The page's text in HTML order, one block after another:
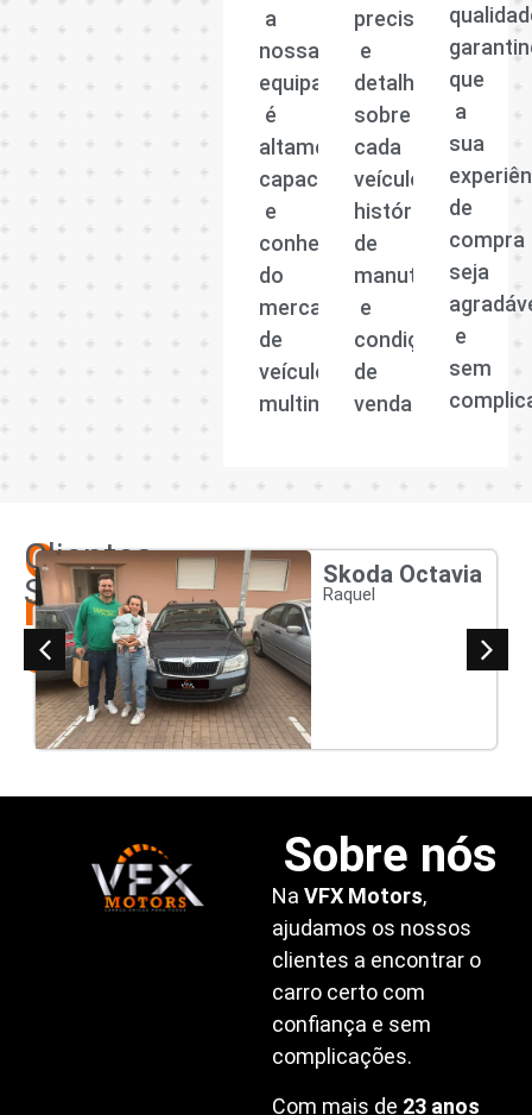
a
nossa
equipa
é
altamente
capacitada
e
conhecedora
do
mercado
de
veículos
multimarcas.
precisas
e
detalhadas
sobre
cada
veículo,
histórico
de
manutenção
e
condições
de
venda.
que
a
sua
de
compra
seja
e
sem
Os
nossos
clientes
Clientes
Satisfeitos
Skoda Octavia
Raquel
Sobre nós
NaVFX Motors,
ajudamos os nossos
clientes a encontrar o
carro certo com
confiança e sem
complicações.
Com mais de 23 anos